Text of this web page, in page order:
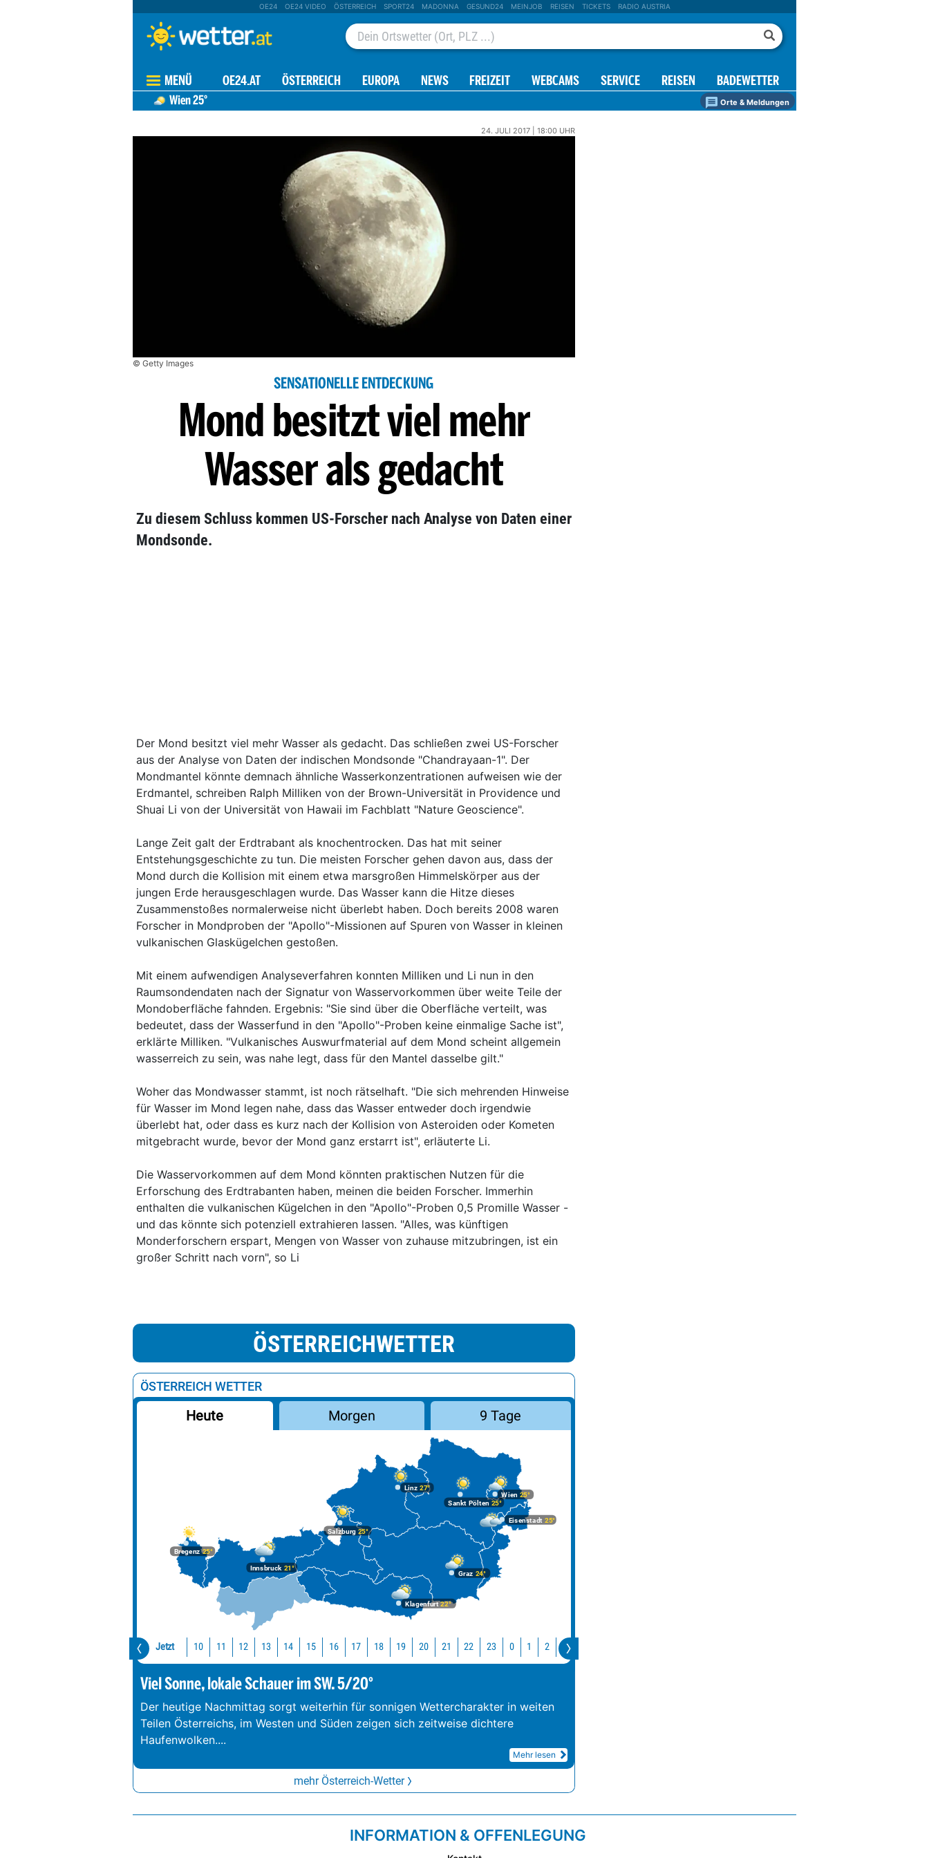
OE24 OE24 VIDEO ÖSTERREICH SPORT24 MADONNA GESUND24 MEINJOB REISEN TICKETS RADIO AUSTRIA
MENÜ OE24.AT ÖSTERREICH EUROPA NEWS FREIZEIT WEBCAMS SERVICE REISEN BADEWETTER
Wien25° Orte & Meldungen
24. JULI 2017 | 18:00 UHR
© Getty Images
SENSATIONELLE ENTDECKUNG
Mond besitzt viel mehr
Wasser als gedacht
Zu diesem Schluss kommen US-Forscher nach Analyse von Daten einer
Mondsonde.
Der Mond besitzt viel mehr Wasser als gedacht. Das schließen zwei US-Forscher
aus der Analyse von Daten der indischen Mondsonde "Chandrayaan-1". Der
Mondmantel könnte demnach ähnliche Wasserkonzentrationen aufweisen wie der
Erdmantel, schreiben Ralph Milliken von der Brown-Universität in Providence und
Shuai Li von der Universität von Hawaii im Fachblatt "Nature Geoscience".
Lange Zeit galt der Erdtrabant als knochentrocken. Das hat mit seiner
Entstehungsgeschichte zu tun. Die meisten Forscher gehen davon aus, dass der
Mond durch die Kollision mit einem etwa marsgroßen Himmelskörper aus der
jungen Erde herausgeschlagen wurde. Das Wasser kann die Hitze dieses
Zusammenstoßes normalerweise nicht überlebt haben. Doch bereits 2008 waren
Forscher in Mondproben der "Apollo"-Missionen auf Spuren von Wasser in kleinen
vulkanischen Glaskügelchen gestoßen.
Mit einem aufwendigen Analyseverfahren konnten Milliken und Li nun in den
Raumsondendaten nach der Signatur von Wasservorkommen über weite Teile der
Mondoberfläche fahnden. Ergebnis: "Sie sind über die Oberfläche verteilt, was
bedeutet, dass der Wasserfund in den "Apollo"-Proben keine einmalige Sache ist",
erklärte Milliken. "Vulkanisches Auswurfmaterial auf dem Mond scheint allgemein
wasserreich zu sein, was nahe legt, dass für den Mantel dasselbe gilt."
Woher das Mondwasser stammt, ist noch rätselhaft. "Die sich mehrenden Hinweise
für Wasser im Mond legen nahe, dass das Wasser entweder doch irgendwie
überlebt hat, oder dass es kurz nach der Kollision von Asteroiden oder Kometen
mitgebracht wurde, bevor der Mond ganz erstarrt ist", erläuterte Li.
Die Wasservorkommen auf dem Mond könnten praktischen Nutzen für die
Erforschung des Erdtrabanten haben, meinen die beiden Forscher. Immerhin
enthalten die vulkanischen Kügelchen in den "Apollo"-Proben 0,5 Promille Wasser -
und das könnte sich potenziell extrahieren lassen. "Alles, was künftigen
Monderforschern erspart, Mengen von Wasser von zuhause mitzubringen, ist ein
großer Schritt nach vorn", so Li
ÖSTERREICHWETTER
ÖSTERREICH WETTER
Heute Morgen 9 Tage
Bregenz25°
Graz 24°
Innsbruck21°
Klagenfurt22°
Linz 27°
Salzburg25°
Wien 25°
Eisenstadt 25°
Sankt Pölten 25°
Jetzt 10 11 12 13 14 15 16 17 18 19 20 21 22 23 0 1 2 3
Viel Sonne, lokale Schauer im SW. 5/20°
Der heutige Nachmittag sorgt weiterhin für sonnigen Wettercharakter in weiten
Teilen Österreichs, im Westen und Süden zeigen sich zeitweise dichtere
Haufenwolken....
Mehr lesen
mehr Österreich-Wetter
INFORMATION & OFFENLEGUNG